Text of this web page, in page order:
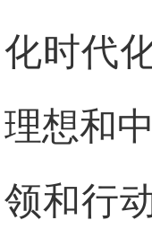
化时代
理想和
领和行